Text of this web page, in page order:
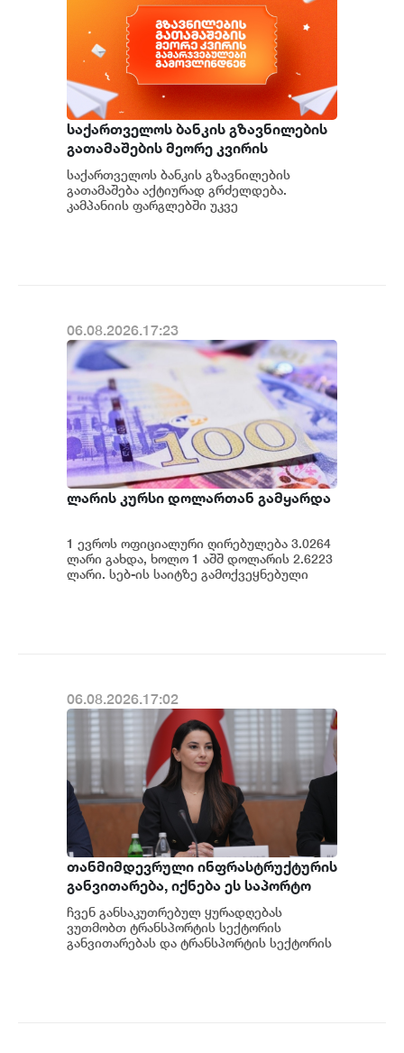
საქართველოს ბანკის გზავნილების
გათამაშების მეორე კვირის
გამარჯვებულები გამოვლინდნენ
საქართველოს ბანკის გზავნილების
გათამაშება აქტიურად გრძელდება.
კამპანიის ფარგლებში უკვე
06.08.2026.17:23
ლარის კურსი დოლართან გამყარდა
1 ევროს ოფიციალური ღირებულება 3.0264
ლარი გახდა, ხოლო 1 აშშ დოლარის 2.6223
ლარი. სებ-ის საიტზე გამოქვეყნებული
06.08.2026.17:02
თანმიმდევრული ინფრასტრუქტურის
განვითარება, იქნება ეს საპორტო
ინფრასტრუქტურა, სარკინიგზო თუ
საგზაო, ფუნდამენტურად
მნიშვნელოვანია ჩვენი ქვეყნის
ჩვენ განსაკუთრებულ ყურადღებას
ვუთმობთ ტრანსპორტის სექტორის
განვითარებას და ტრანსპორტის სექტორის